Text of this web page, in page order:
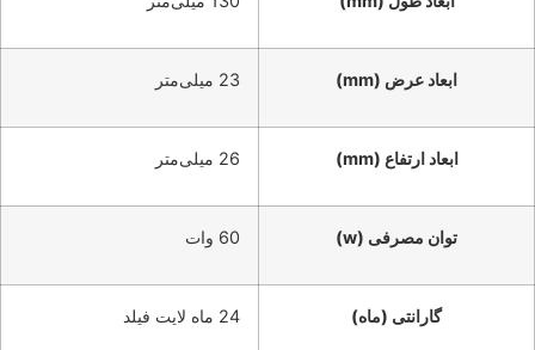
ابعاد عرض (mm) 23 میلی‌متر
ابعاد ارتفاع (mm) 26 میلی‌متر
توان مصرفی (w) 60 وات
گارانتی (ماه) 24 ماه لایت فیلد